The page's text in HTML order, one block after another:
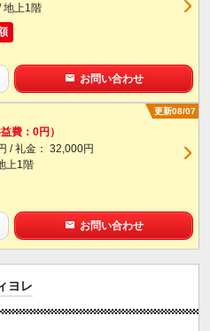
地上1階
お問い合わせ
更新08/07
益費：0円）
/ 礼金： 32,000円
上1階
お問い合わせ
ヨレ